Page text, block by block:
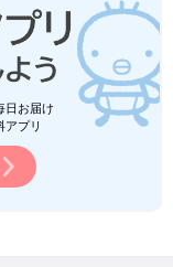
日お届け
プリ